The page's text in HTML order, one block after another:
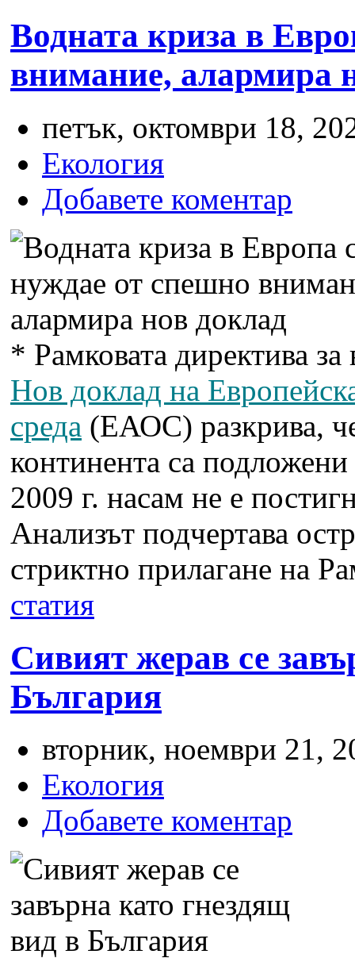
Водната криза в
внимание, алармира
петък, октомври 18,
Екология
Добавете коментар
* Рамковата директива
Нов доклад на
среда (ЕАОС) разкрива,
континента са подложени
2009 г. насам не е
Анализът подчертава
стриктно прилагане на
статия
Сивият жерав се
България
вторник, ноември 21,
Екология
Добавете коментар